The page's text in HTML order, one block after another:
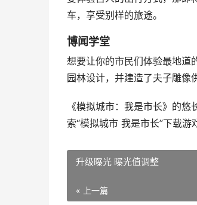
车，享受别样的旅途。
博闻学堂
想要让你的市民们体验最地道
园林设计，并建造了夫子雕像
《模拟城市：我是市长》的
索“模拟城市 我是市长”下载游
升级曝光 曝光值调整
« 上一篇